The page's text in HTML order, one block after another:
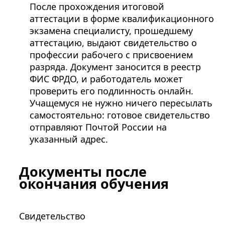
После прохождения итоговой
аттестации в форме квалификационного
экзамена специалисту, прошедшему
аттестацию, выдают свидетельство о
профессии рабочего с присвоением
разряда. Документ заносится в реестр
ФИС ФРДО, и работодатель может
проверить его подлинность онлайн.
Учащемуся не нужно ничего пересылать
самостоятельно: готовое свидетельство
отправляют Почтой России на
указанный адрес.
Документы после
окончания обучения
Свидетельство